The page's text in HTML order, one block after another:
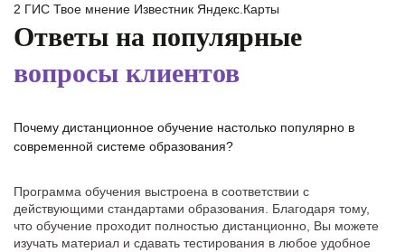
2 ГИС Твое мнение Известник Яндекс.Карты
Ответы на популярные
вопросы клиентов
Почему дистанционное обучение настолько популярно в
современной системе образования?
Программа обучения выстроена в соответствии с
действующими стандартами образования. Благодаря тому,
что обучение проходит полностью дистанционно, Вы можете
изучать материал и сдавать тестирования в любое удобное